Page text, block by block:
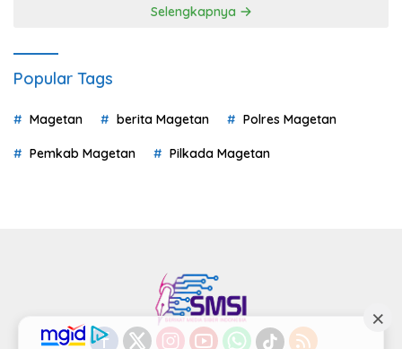
Selengkapnya
Popular Tags
Magetan berita Magetan Polres Magetan
Pemkab Magetan Pilkada Magetan